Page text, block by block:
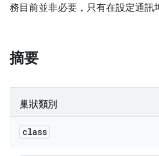
務目前並非必要，只有在設定通訊
摘要
巢狀類別
class